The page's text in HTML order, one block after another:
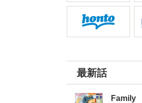
最新話
Family